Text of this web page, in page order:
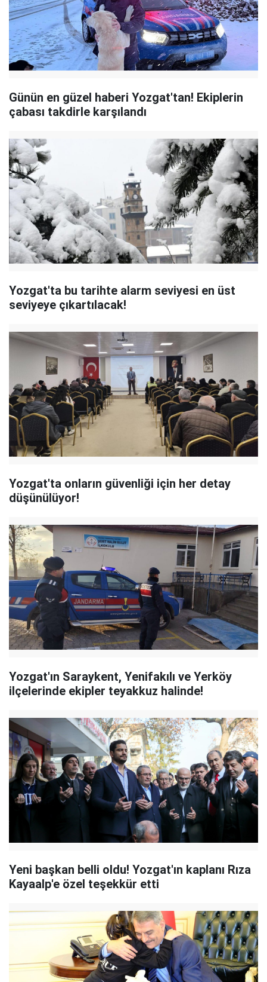
Günün en güzel haberi Yozgat'tan! Ekiplerin
çabası takdirle karşılandı
Yozgat'ta bu tarihte alarm seviyesi en üst
seviyeye çıkartılacak!
Yozgat'ta onların güvenliği için her detay
düşünülüyor!
Yozgat'ın Saraykent, Yenifakılı ve Yerköy
ilçelerinde ekipler teyakkuz halinde!
Yeni başkan belli oldu! Yozgat'ın kaplanı Rıza
Kayaalp'e özel teşekkür etti